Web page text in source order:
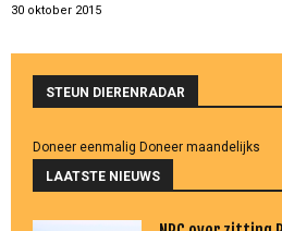
30 oktober 2015
STEUN DIERENRADAR
Doneer eenmalig Doneer maandelijks
LAATSTE NIEUWS